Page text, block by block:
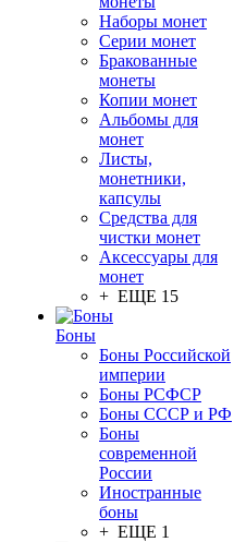
Наборы монет
Серии монет
Бракованные
монеты
Копии монет
Альбомы для
монет
Листы,
монетники,
капсулы
Средства для
чистки монет
Аксессуары для
монет
+ ЕЩЕ 15
Боны
Боны Российской
империи
Боны РСФСР
Боны СССР и РФ
Боны
современной
России
Иностранные
боны
+ ЕЩЕ 1